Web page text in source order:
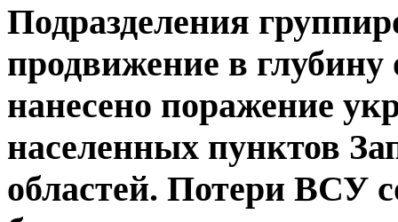
Подразделения
продвижение в
нанесено поражение
населенных пунктов
областей. Потери ВСУ